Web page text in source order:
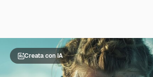
Creata con IA